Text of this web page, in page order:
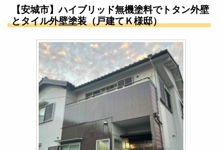
【安城市】ハイブリッド無機塗料でトタン外壁
とタイル外壁塗装（戸建てＫ様邸）